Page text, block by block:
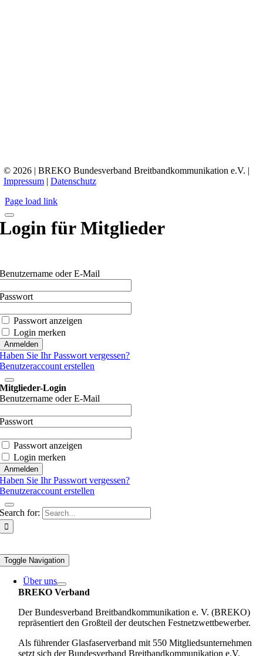
© 2026 | BREKO Bundesverband Breitbandkommunikation e.V. |
Impressum| Datenschutz
Page load link
Login für Mitglieder
Benutzername oder E-Mail
Passwort
Passwort anzeigen
Login merken
Haben Sie Ihr Passwort vergessen?
Benutzeraccount erstellen
Mitglieder-Login
Benutzername oder E-Mail
Passwort
Passwort anzeigen
Login merken
Haben Sie Ihr Passwort vergessen?
Benutzeraccount erstellen
Search for:
Toggle Navigation
Über uns
BREKO Verband
Der Bundesverband Breitbandkommunikation e. V. (BREKO)
repräsentiert den Großteil der deutschen Festnetzwettbewerber.
Als führender Glasfaserverband mit 550 Mitgliedsunternehmen
setzt sich der Bundesverband Breitbandkommunikation e.V.